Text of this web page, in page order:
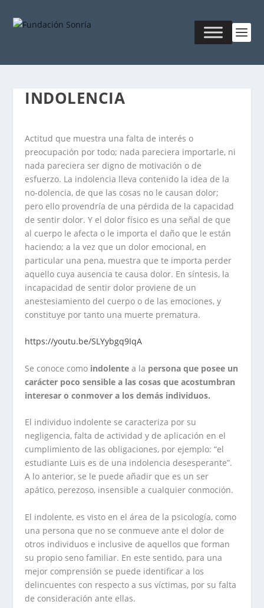
INDOLENCIA
Actitud que muestra una falta de interés o
preocupación por todo; nada pareciera importarle, ni
nada pareciera ser digno de motivación o de
esfuerzo. La indolencia lleva contenido la idea de la
no-dolencia, de que las cosas no le causan dolor;
pero ello provendría de una pérdida de la capacidad
de sentir dolor. Y el dolor físico es una señal de que
al cuerpo le afecta o le importa el daño que le están
haciendo; a la vez que un dolor emocional, en
particular una pena, muestra que te importa perder
aquello cuya ausencia te causa dolor. En síntesis, la
incapacidad de sentir dolor proviene de un
anestesiamiento del cuerpo o de las emociones, y
constituye por tanto una muerte prematura.
https://youtu.be/SLYybgq9IqA
Se conoce como indolente a la persona que posee un
carácter poco sensible a las cosas que acostumbran
interesar o conmover a los demás individuos.
El individuo indolente se caracteriza por su
negligencia, falta de actividad y de aplicación en el
cumplimiento de las obligaciones, por ejemplo: “el
estudiante Luis es de una indolencia desesperante”.
A lo anterior, se le puede añadir que es un ser
apático, perezoso, insensible a cualquier conmoción.
El indolente, es visto en el área de la psicología, como
una persona que no se conmueve ante el dolor de
otros individuos e inclusive de aquellos que forman
su propio seno familiar. En este sentido, para una
mejor comprensión se puede identificar a los
delincuentes con respecto a sus víctimas, por su falta
de consideración ante ellas.